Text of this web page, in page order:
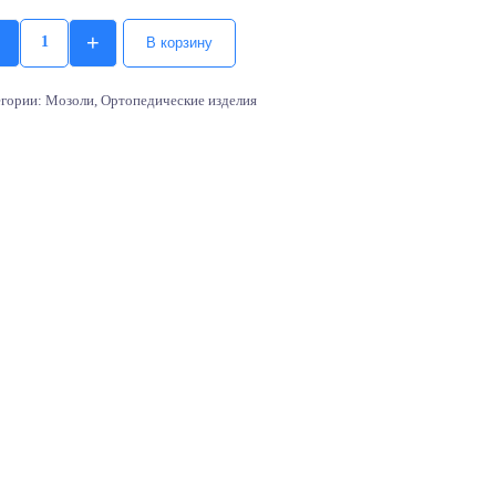
Quantity+ В корзину
Мозоли, Ортопедические изделия